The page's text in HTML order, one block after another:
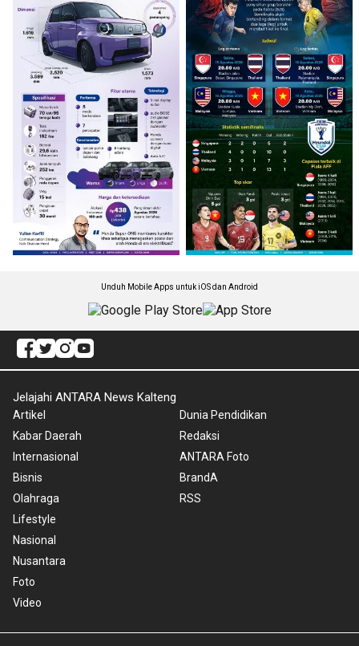
Unduh Mobile Apps untuk iOS dan Android
Jelajahi ANTARA News Kalteng
Artikel
Kabar Daerah
Internasional
Bisnis
Olahraga
Lifestyle
Nasional
Nusantara
Foto
Video
Dunia Pendidikan
Redaksi
ANTARA Foto
BrandA
RSS